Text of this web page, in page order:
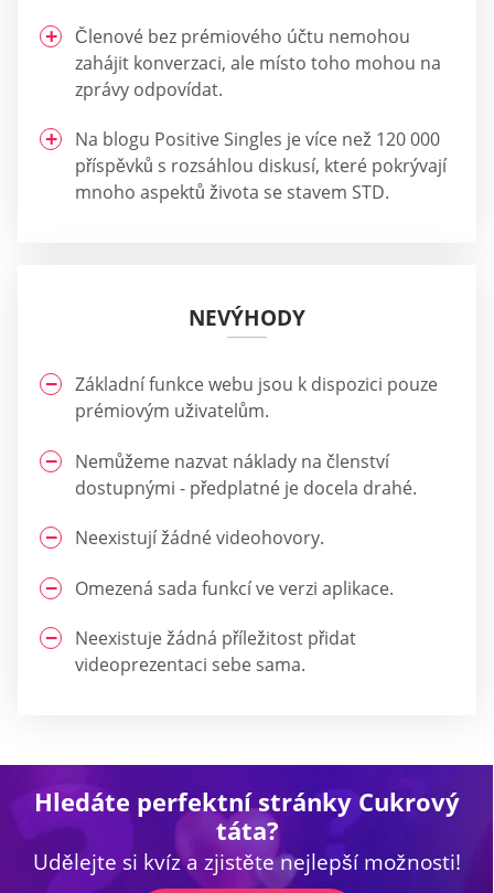
Členové bez prémiového účtu nemohou
zahájit konverzaci, ale místo toho mohou na
zprávy odpovídat.
Na blogu Positive Singles je více než 120 000
příspěvků s rozsáhlou diskusí, které pokrývají
mnoho aspektů života se stavem STD.
NEVÝHODY
Základní funkce webu jsou k dispozici pouze
prémiovým uživatelům.
Nemůžeme nazvat náklady na členství
dostupnými - předplatné je docela drahé.
Neexistují žádné videohovory.
Omezená sada funkcí ve verzi aplikace.
Neexistuje žádná příležitost přidat
videoprezentaci sebe sama.
Hledáte perfektní stránky Cukrový
táta?
Udělejte si kvíz a zjistěte nejlepší možnosti!